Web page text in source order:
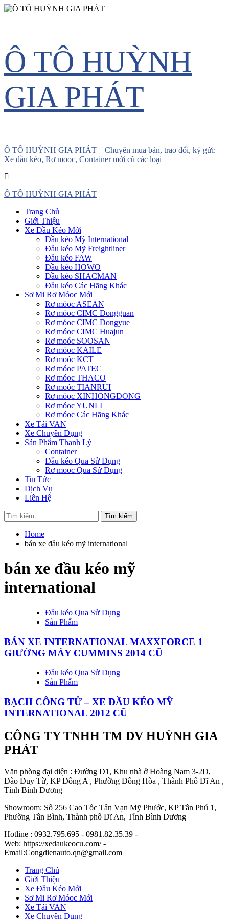
Skip
to
content
Ô TÔ HUỲNH
GIA PHÁT
Ô TÔ HUỲNH GIA PHÁT – Chuyên mua bán, trao đổi, ký gửi:
Xe đầu kéo, Rơ mooc, Container mới cũ các loại
Menu
Ô TÔ HUỲNH GIA PHÁT
Trang Chủ
Giới Thiệu
Xe Đầu Kéo Mới
Đầu kéo Mỹ International
Đầu kéo Mỹ Freightliner
Đầu kéo FAW
Đầu kéo HOWO
Đầu kéo SHACMAN
Đầu kéo Các Hãng Khác
Sơ Mi Rơ Móoc Mới
Rơ móoc ASEAN
Rơ móoc CIMC Dongguan
Rơ móoc CIMC Dongyue
Rơ móoc CIMC Huajun
Rơ moóc SOOSAN
Rơ móoc KAILE
Rơ moóc KCT
Rơ móoc PATEC
Rơ móoc THACO
Rơ moóc TIANRUI
Rơ móoc XINHONGDONG
Rơ móoc YUNLI
Rơ móoc Các Hãng Khác
Xe Tải VAN
Xe Chuyên Dụng
Sản Phẩm Thanh Lý
Container
Đầu kéo Qua Sử Dụng
Rơ mooc Qua Sử Dụng
Tin Tức
Dịch Vụ
Liên Hệ
Tìm
kiếm
cho:
Home
bán xe đầu kéo mỹ international
bán xe đầu kéo mỹ
international
Đầu kéo Qua Sử Dụng
Sản Phẩm
BÁN XE INTERNATIONAL MAXXFORCE 1
GIƯỜNG MÁY CUMMINS 2014 CŨ
Đầu kéo Qua Sử Dụng
Sản Phẩm
BẠCH CÔNG TỬ – XE ĐẦU KÉO MỸ
INTERNATIONAL 2012 CŨ
CÔNG TY TNHH TM DV HUỲNH GIA
PHÁT
Văn phòng đại diện : Đường D1, Khu nhà ở Hoàng Nam 3-2D,
Đào Duy Từ, KP Đông A , Phường Đông Hòa , Thành Phố Dĩ An ,
Tỉnh Bình Dương
Showroom: Số 256 Cao Tốc Tân Vạn Mỹ Phước, KP Tân Phú 1,
Phường Tân Bình, Thành phố Dĩ An, Tỉnh Bình Dương
Hotline : 0932.795.695 - 0981.82.35.39 -
Web: https://xedaukeocu.com/ -
Email:Congdienauto.qn@gmail.com
Trang Chủ
Giới Thiệu
Xe Đầu Kéo Mới
Sơ Mi Rơ Móoc Mới
Xe Tải VAN
Xe Chuyên Dụng